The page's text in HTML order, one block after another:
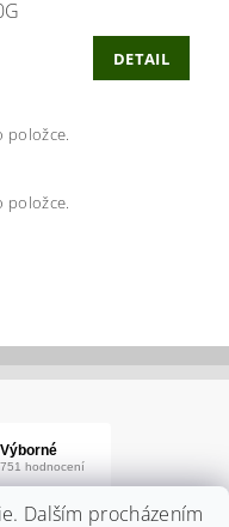
DETAIL
položce.
položce.
Dalším procházením